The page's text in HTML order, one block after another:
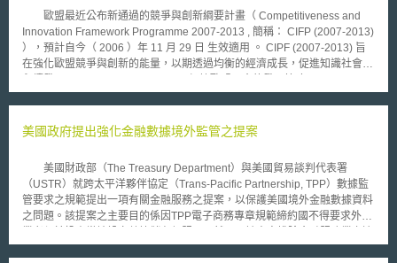
「橘皮書」規格的 CD-R ，必須取得飛利浦專利授權，在 CD-R 專利授權的
締約過程中，飛利浦具有相對優勢地位。飛利浦並在授權合約要求被授權
人，提供「製造設備清冊」及「書面銷售報告」，內容涉及被授權人的產能
利用率、產量、客戶名單及個別客戶交易量等重要資訊；但這些資料與權利
金總數額的計算，並無密切相關。飛利浦除為此專利的專利權人，也授權其
權人在市場是處於競爭地位。因此，飛利浦利用此優勢地位，取得被授權人
表示，授權合約要求被授權人提供「製造設備清冊」及「書面銷售報告」，
利浦在合約已保證相關內容，不為合約目的外的使用，並無違法行為；該公
司將循正常程序提出訴願。
歐盟最近公布新通過的競爭與創新綱要計畫（ Competitiveness and
Innovation Framework Programme 2007-2013 , 簡稱： CIFP (2007-2013)
），預計自今（ 2006 ）年 11 月 29 日 生效適用 。 CIPF (2007-2013) 旨
在強化歐盟競爭與創新的能量，以期透過均衡的經濟成長，促進知識社會與
Strategy ，亦是將重點放在如何協助中小型企業運用其創新的潛能，開發更
激勵企業家精神、確保新創事業可獲得充份的風險資本挹注、鼓勵並引導融
永續利用，故而 CIPF (2007-2013) 的計畫重點也放在如何落實前述政策目
標，以使「競爭與創新」、「知識經濟」以及「永續發展」得以齊頭並進。
另 CIPF (2007-2013) 在第七期研發綱要架構（ Seventh Framework
Programme for research and technological development ）執行期間（
2007-2013 ）也將與其相輔相成，不過 CIPF (2007-2013) 重點不在研發補
舉例而言，如何協助將第七期研發綱要的成果進一步透過技術移轉方式鼓勵
美國政府提出強化金融數據境外監管之提案
美國財政部（The Treasury Department）與美國貿易談判代表署
（USTR）就跨太平洋夥伴協定（Trans-Pacific Partnership, TPP）數據監
管要求之規範提出一項有關金融服務之提案，以保護美國境外金融數據資料
之問題。該提案之主要目的係因TPP電子商務專章規範締約國不得要求外國
用，因此，在該提案中提出締約國不得要求外國金融服務業者在其境內應設